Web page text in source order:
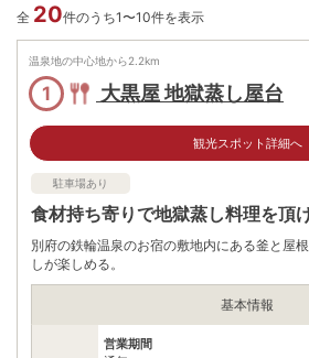
全 20件のうち1〜10件を表示
温泉地の中心地から2.2km
1 大黒屋 地獄蒸し屋台
観光スポット詳細へ
駐車場あり
食材持ち寄りで地獄蒸し料理を頂
別府の鉄輪温泉のお宿の敷地内にある釜と屋
しが楽しめる。
基本情報
営業期間